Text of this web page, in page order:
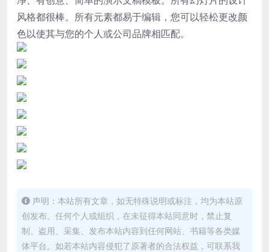
风格都很棒。所有元素都易于编辑，您可以轻松更改颜
色以使其与您的个人或公司品牌相匹配。
声明：本站所有文章，如无特殊说明或标注，均为本站原
创发布。任何个人或组织，在未征得本站同意时，禁止复
制、盗用、采集、发布本站内容到任何网站、书籍等各类媒
体平台。如若本站内容侵犯了原著者的合法权益，可联系我